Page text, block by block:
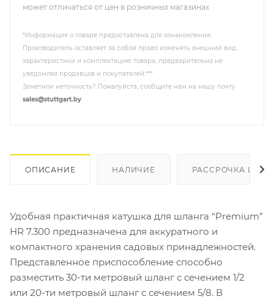
может отличаться от цен в розничных магазинах
*Информация о товаре предоставлена для ознакомления.
Производитель оставляет за собой право изменять внешний вид,
характеристики и комплектацию товара, предварительно не
уведомляя продавцов и покупателей.***
Заметили неточность? Пожалуйста, сообщите нам на нашу почту
sales@stuttgart.by
ОПИСАНИЕ НАЛИЧИЕ РАССРОЧКА И
Удобная практичная катушка для шланга “Premium”
HR 7.300 предназначена для аккуратного и
компактного хранения садовых принадлежностей.
Представленное приспособление способно
разместить 30-ти метровый шланг с сечением 1/2
или 20-ти метровый шланг с сечением 5/8. В